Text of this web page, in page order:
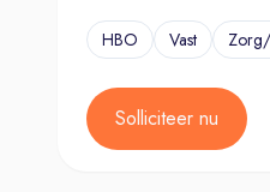
HBO Vast
Solliciteer nu